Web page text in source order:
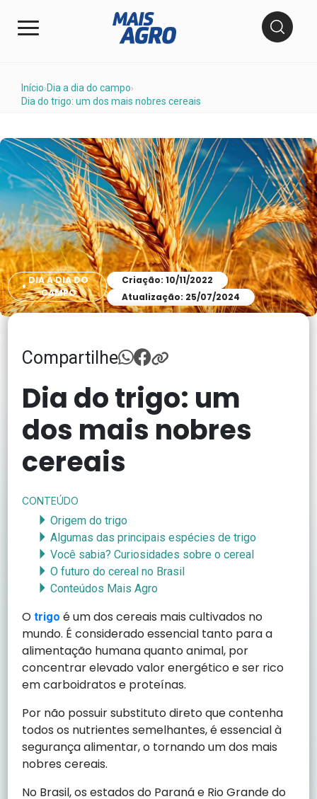
Início› Dia a dia do campo›
Dia do trigo: um dos mais nobres cereais
DIA A DIA DO
CAMPO
Criação: 10/11/2022
Atualização: 25/07/2024
Compartilhe
Dia do trigo: um
dos mais nobres
cereais
CONTEÚDO
Origem do trigo
Algumas das principais espécies de trigo
Você sabia? Curiosidades sobre o cereal
O futuro do cereal no Brasil
Conteúdos Mais Agro
Otrigo é um dos cereais mais cultivados no
mundo. É considerado essencial tanto para a
alimentação humana quanto animal, por
concentrar elevado valor energético e ser rico
em carboidratos e proteínas.
Por não possuir substituto direto que contenha
todos os nutrientes semelhantes, é essencial à
segurança alimentar, o tornando um dos mais
nobres cereais.
No Brasil, os estados do Paraná e Rio Grande do